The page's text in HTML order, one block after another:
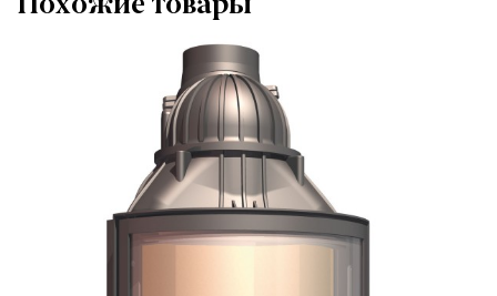
Похожие товары